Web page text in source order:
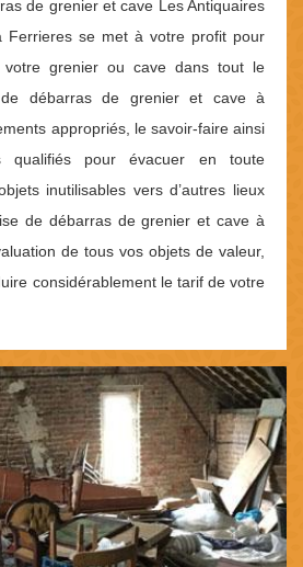
de grenier et cave Les Antiquaires
Ferrieres se met à votre profit pour
grenier ou cave dans tout le
de débarras de grenier et cave à
appropriés, le savoir-faire ainsi
qualifiés pour évacuer en toute
inutilisables vers d’autres lieux
de débarras de grenier et cave à
de tous vos objets de valeur,
considérablement le tarif de votre